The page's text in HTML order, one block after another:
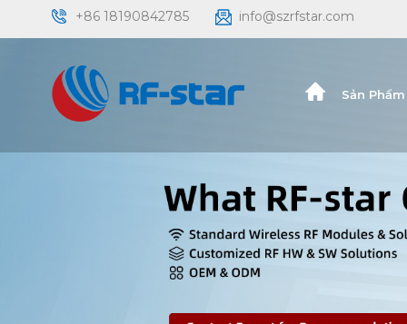
+86 18190842785 info@szrfstar.com
Sản